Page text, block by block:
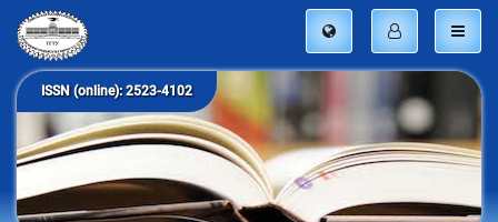
ISSN (online): 2523-4102